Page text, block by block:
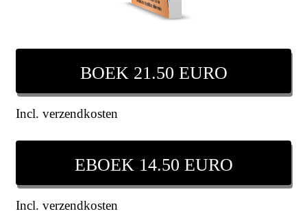
BOEK 21.50 EURO
Incl. verzendkosten
EBOEK 14.50 EURO
Incl. verzendkosten